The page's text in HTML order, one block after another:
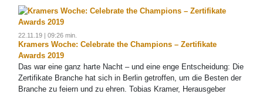
22.11.19 | 09:26 min.
Kramers Woche: Celebrate the Champions – Zertifikate
Awards 2019
Das war eine ganz harte Nacht – und eine enge Entscheidung: Die
Zertifikate Branche hat sich in Berlin getroffen, um die Besten der
Branche zu feiern und zu ehren. Tobias Kramer, Herausgeber